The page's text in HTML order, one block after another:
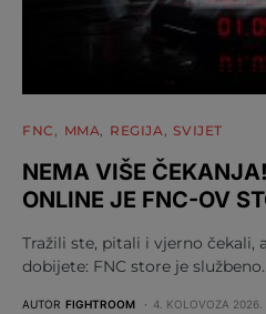
FNC MMA REGIJA SVIJET
NEMA VIŠE
ONLINE JE FNC-OV
Tražili ste, pitali i vjerno čekali,
dobijete: FNC store je
AUTOR FIGHTROOM 4. KOLOVOZA 2026.